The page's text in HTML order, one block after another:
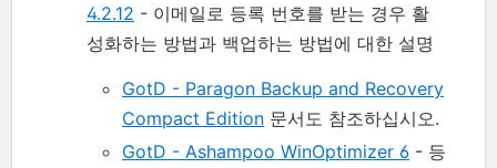
4.2.12 - 이메일로 등록 번호를 받는 경우 활
성화하는 방법과 백업하는 방법에 대한 설명
GotD - Paragon Backup and Recovery
Compact Edition 문서도 참조하십시오.
GotD - Ashampoo WinOptimizer 6 - 등